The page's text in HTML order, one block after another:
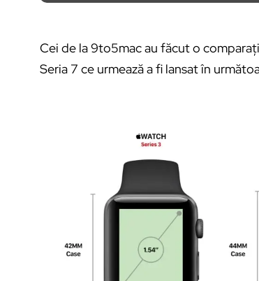
Cei de la 9to5mac au făcut o
Seria 7 ce urmează a fi lansat în